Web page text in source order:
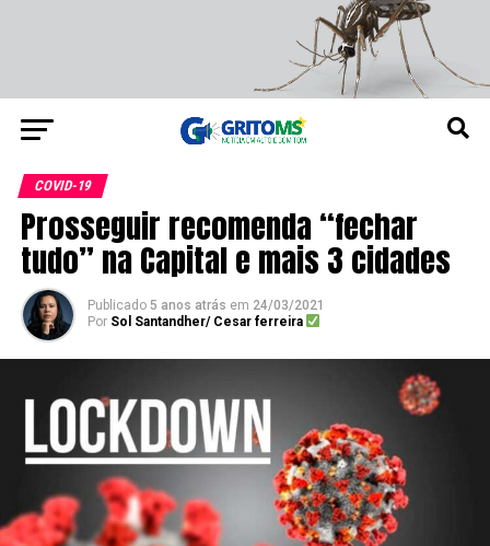
COVID-19
Prosseguir recomenda “fechar
tudo” na Capital e mais 3 cidades
Publicado 5 anos atrás em 24/03/2021
Por Sol Santandher/ Cesar ferreira